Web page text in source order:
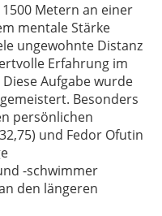
Metern an einer
mentale Stärke
ungewohnte Distanz
Erfahrung im
Aufgabe wurde
Besonders
persönlichen
und Fedor Ofutin
-schwimmer
den längeren